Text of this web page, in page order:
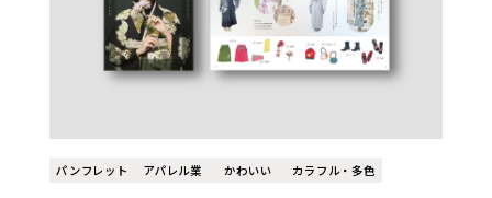
パンフレット アパレル業 かわいい カラフル・多色